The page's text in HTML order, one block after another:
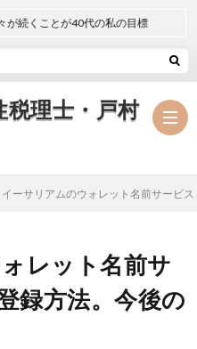
理士・戸村
フ
務
メ
とが40代の私の目標
イーサリアムのウォレット名前サービ
レット名前サ
録方法。今後の